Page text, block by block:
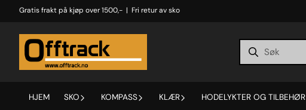
Hopp til innhold
Gratis frakt på kjøp over 1500,- | Fri retur av sko
HJEM SKO KOMPASS KLÆR HODELYKTER OG TILBEHØR